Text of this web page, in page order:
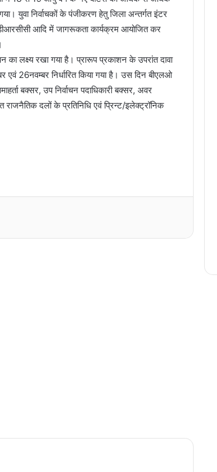
युवा निर्वाचकों के पंजीकरण हेतु जिला अन्तर्गत इंटर
आदि में जागरूकता कार्यक्रम आयोजित कर
का लक्ष्य रखा गया है। प्रारूप प्रकाशन के उपरांत दावा
26नवम्बर निर्धारित किया गया है। उस दिन बीएलओ
बक्सर, उप निर्वाचन पदाधिकारी बक्सर, अवर
राजनैतिक दलों के प्रतिनिधि एवं प्रिन्ट/इलेक्ट्रॉनिक